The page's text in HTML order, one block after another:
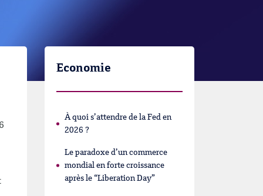
Economie
À quoi s’attendre de la Fed en
2026 ?
Le paradoxe d’un commerce
mondial en forte croissance
après le “Liberation Day”